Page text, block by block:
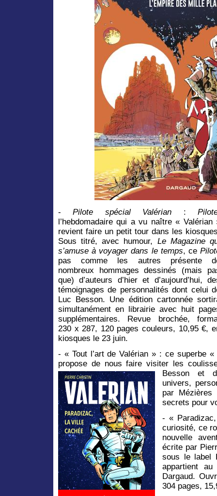
-Pilote spécial Valérian :
l’hebdomadaire qui a vu naître « Valérian
revient faire un petit tour dans les
Sous titré, avec humour, Le Magazine
s’amuse à voyager dans le temps, ce
pas comme les autres présente
nombreux hommages dessinés (mais
que) d’auteurs d’hier et d’aujourd’hui,
témoignages de personnalités dont celui
Luc Besson. Une édition cartonnée
simultanément en librairie avec huit
supplémentaires. Revue brochée,
230 x 287, 120 pages couleurs, 10,95 €,
kiosques le 23 juin.
- « Tout l’art de Valérian » : ce superbe
propose de nous faire visiter les
Besson et
univers,
par Mézières
secrets pour
- «
curiosité, ce
nouvelle
écrite par
sous le label
appartient
Dargaud.
304 pages,